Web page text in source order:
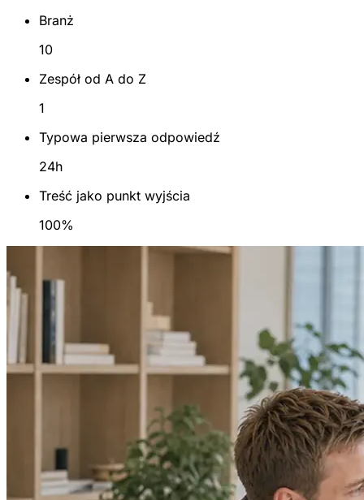
Branż
10
Zespół od A do Z
1
Typowa pierwsza odpowiedź
24h
Treść jako punkt wyjścia
100%